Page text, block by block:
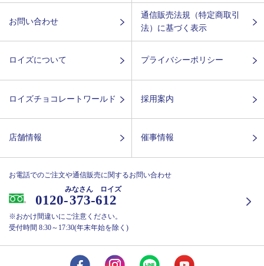
お問い合わせ
通信販売法規（特定商取引
法）に基づく表示
ロイズについて プライバシーポリシー
ロイズチョコレートワールド 採用案内
店舗情報 催事情報
お電話でのご注文や通信販売に関するお問い合わせ
0120-373-612
みなさん ロイズ
※おかけ間違いにご注意ください。
受付時間 8:30～17:30(年末年始を除く)